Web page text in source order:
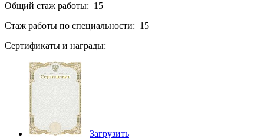
Общий стаж работы: 15
Стаж работы по специальности: 15
Сертификаты и награды:
Загрузить